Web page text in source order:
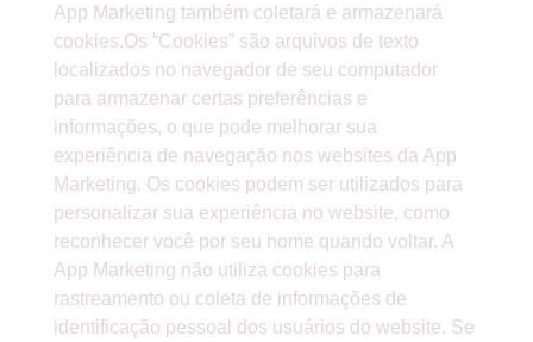
App Marketing também coletará e armazenará
cookies.Os “Cookies” são arquivos de texto
localizados no navegador de seu computador
para armazenar certas preferências e
informações, o que pode melhorar sua
experiência de navegação nos websites da App
Marketing. Os cookies podem ser utilizados para
personalizar sua experiência no website, como
reconhecer você por seu nome quando voltar. A
App Marketing não utiliza cookies para
rastreamento ou coleta de informações de
identificação pessoal dos usuários do website. Se